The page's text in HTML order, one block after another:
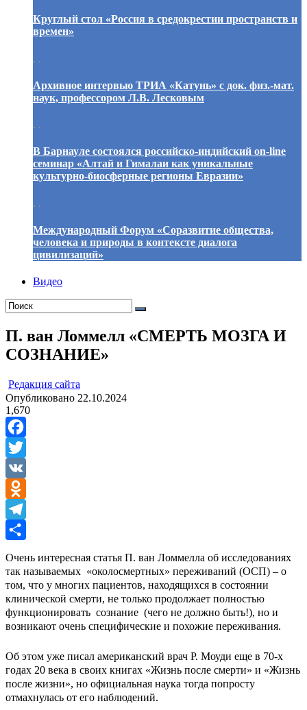
Круглый стол «Россия в средокрестии пространств и
времен»
. .
Архивное интервью ТРИА «Катунь» с док. физ.-мат.
наук, профессором Л.В. Лесковым
. .
В Барнауле состоялся российско-индийский on-line
семинар «Алтай и Гималаи как уникальные
культурно-биосферные регионы Евразии»
. .
Международный Форум «Соразвитие общества,
человека и природы в контексте диалога
цивилизаций»
Видео
П. ван Ломмелл «СМЕРТЬ МОЗГА И
СОЗНАНИЕ»
Редакция cайта
Опубликовано 22.10.2024
1,670
Facebook
Twitter
VK
Odnoklassniki
Telegram
Очень интересная статья П. ван Ломмелла об исследованиях
так называемых «околосмертных» переживаний (ОСП) – о
том, что у многих пациентов, находящихся в состоянии
клинической смерти, не только продолжает полностью
функционировать сознание (чего не должно быть!), но и
возникают очень специфические и похожие переживания.
Об этом уже писал американский врач Р. Моуди еще в 70-х
годах 20 века в своих книгах «Жизнь после смерти» и «Жизнь
после жизни», но официальная наука тогда попросту
отмахнулась от его наблюдений.